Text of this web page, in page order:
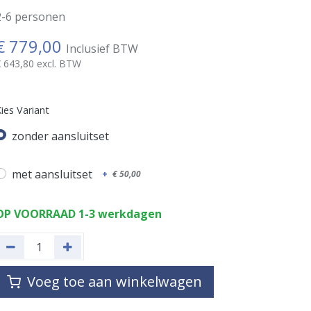
6 personen
779,00 Inclusief BTW
643,80 excl. BTW
Variant
zonder aansluitset
met aansluitset + €50,00
VOORRAAD 1-3 werkdagen
Voeg toe aan winkelwagen